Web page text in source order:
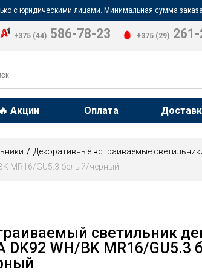
с юридическими лицами. Минимальная сумма
+375 (44) 586-78-23 +375 (29)
🔥 Акции Оплата
Декоративные встраиваемые
MR16/GU5.3 белый/черный
светильник
DK92 WH/BK MR16/GU5.3